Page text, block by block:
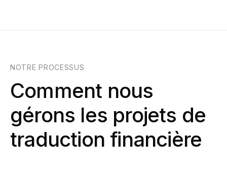
NOTRE PROCESSUS
Comment nous
gérons les projets de
traduction financière